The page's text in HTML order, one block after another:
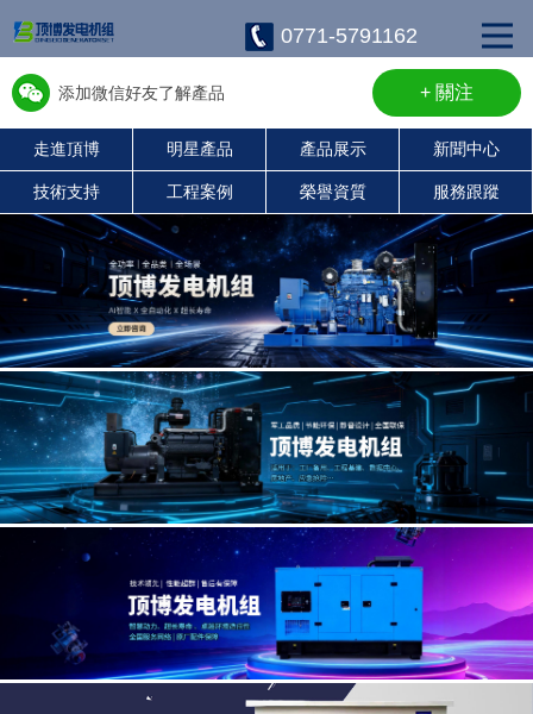
0771-5791162
添加微信好友了解產品
w13667715899
+ 關注
走進頂博 明星產品 產品展示 新聞中心
技術支持 工程案例 榮譽資質 服務跟蹤
靜音發電機組
濰柴發電機組
珀金斯發電機組
沃爾沃發電機組
康明斯柴油發電機組
上柴發電機組
玉柴發電機組